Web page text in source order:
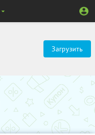
Загрузить